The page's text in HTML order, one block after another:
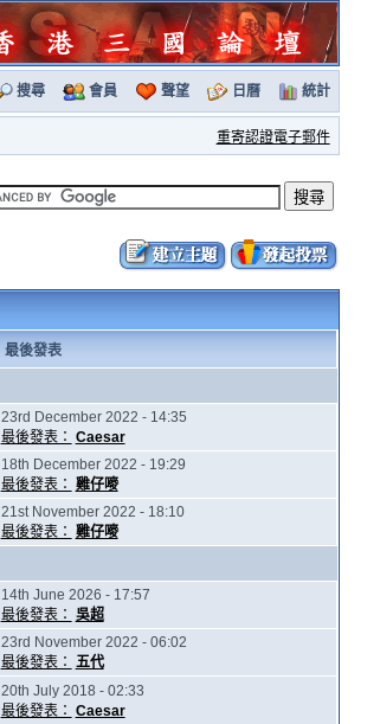
搜尋 會員 聲望 日曆 統計
重寄認證電子郵件
最後發表
23rd December 2022 - 14:35
最後發表： Caesar
18th December 2022 - 19:29
最後發表： 雞仔嘜
21st November 2022 - 18:10
最後發表： 雞仔嘜
14th June 2026 - 17:57
最後發表： 吳超
23rd November 2022 - 06:02
最後發表： 五代
20th July 2018 - 02:33
最後發表： Caesar